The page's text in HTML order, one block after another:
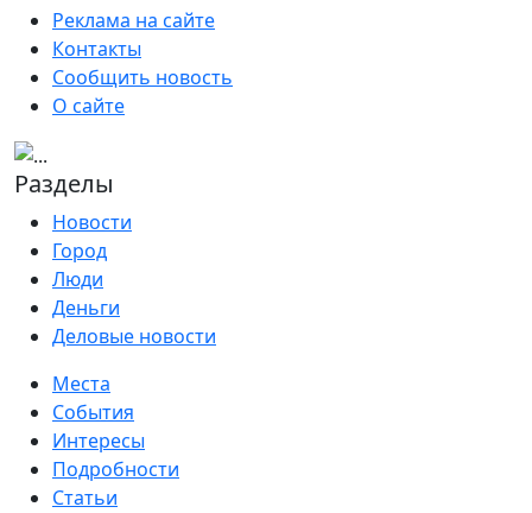
Реклама на сайте
Контакты
Сообщить новость
О сайте
Разделы
Новости
Город
Люди
Деньги
Деловые новости
Места
События
Интересы
Подробности
Статьи